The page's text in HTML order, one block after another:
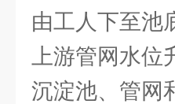
由工人下至池
上游管网水
沉淀池、管网